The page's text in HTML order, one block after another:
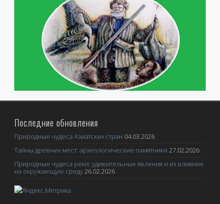
Последние обновления
Природные чудеса Азиатских стран 04.03.2026
Тайны древних мест: археологические памятники 27.02.2026
Природные чудеса реки: удивительные явления и их влияние
на окружающую среду 26.02.2026